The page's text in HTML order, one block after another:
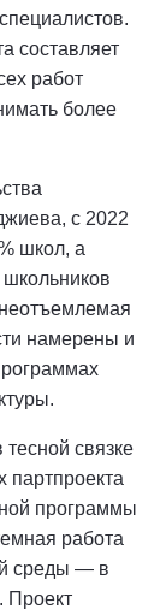
составляет
работ
более
с 2022
школ, а
намерены и
связке
программы
работа
среды — в
Проект